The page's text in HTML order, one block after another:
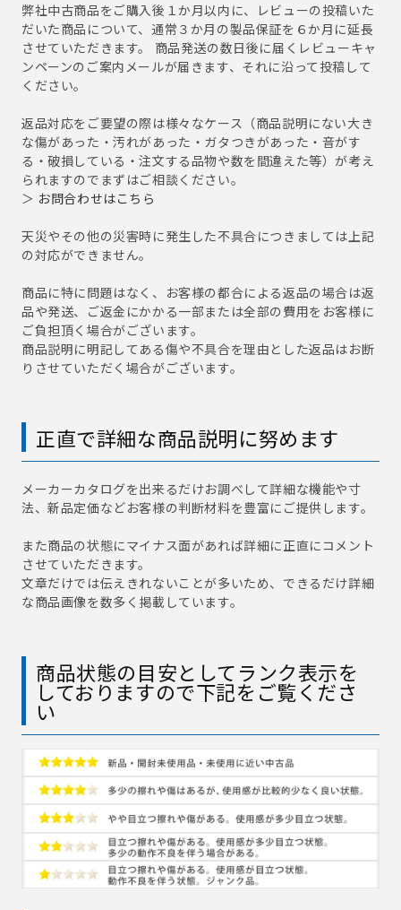
弊社中古商品をご購入後１か月以内に、レビューの投稿いた
だいた商品について、通常３か月の製品保証を６か月に延長
させていただきます。 商品発送の数日後に届くレビューキャ
ンペーンのご案内メールが届きます、それに沿って投稿して
ください。
返品対応をご要望の際は様々なケース（商品説明にない大き
な傷があった・汚れがあった・ガタつきがあった・音がす
る・破損している・注文する品物や数を間違えた等）が考え
られますのでまずはご相談ください。
＞ お問合わせはこちら
天災やその他の災害時に発生した不具合につきましては上記
の対応ができません。
商品に特に問題はなく、お客様の都合による返品の場合は返
品や発送、ご返金にかかる一部または全部の費用をお客様に
ご負担頂く場合がございます。
商品説明に明記してある傷や不具合を理由とした返品はお断
りさせていただく場合がございます。
正直で詳細な商品説明に努めます
メーカーカタログを出来るだけお調べして詳細な機能や寸
法、新品定価などお客様の判断材料を豊富にご提供します。
また商品の状態にマイナス面があれば詳細に正直にコメント
させていただきます。
文章だけでは伝えきれないことが多いため、できるだけ詳細
な商品画像を数多く掲載しています。
商品状態の目安としてランク表示を
しておりますので下記をご覧くださ
い